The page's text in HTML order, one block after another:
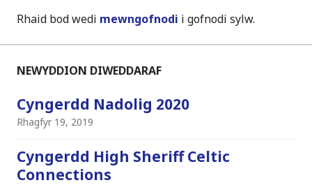
Rhaid bod wedi mewngofnodi i gofnodi sylw.
NEWYDDION DIWEDDARAF
Cyngerdd Nadolig 2020
Rhagfyr 19, 2019
Cyngerdd High Sheriff Celtic
Connections